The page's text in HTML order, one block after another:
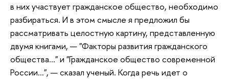
в них участвует гражданское общество, необходимо
разбираться. И в этом смысле я предложил бы
рассматривать целостную картину, представленную
двумя книгами, — "Факторы развития гражданского
общества…" и "Гражданское общество современной
России…", — сказал ученый. Когда речь идет о